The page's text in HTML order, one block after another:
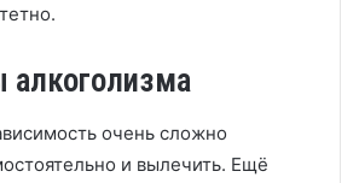
очень сложно
и вылечить. Ещё